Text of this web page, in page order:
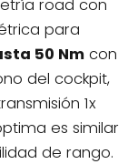
road con
para
50 Nm con
del cockpit,
1x
es similar
de rango.